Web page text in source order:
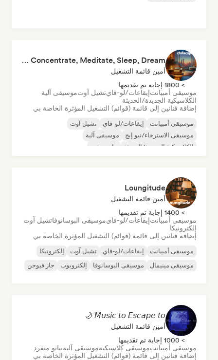
Chillscapes ~ Relax, Concentrate, Meditate, Sleep, Dream
أمين قائمة التشغيل
> 1800 إجابة تم تقديمها
موسيقى أمبيانتإيقاعات/لو-فايتشيل آوتموسيقى آلية
الكلاسيكية الجديدة/الحديثة
إضافة فنانين إلى قائمة (قوائم) التشغيل المؤثرة الخاصة بي
موسيقى أمبيانت إيقاعات/لو-فاي
تشيل آوت
موسيقى الاسترخاء/نيو إيج
موسيقى آلية
الكلاسيكية الجديدة/الحديثة
بيانو منفرد
Loungitude
أمين قائمة التشغيل
> 1400 إجابة تم تقديمها
موسيقى أمبيانتإيقاعات/لو-فايموسيقى البوسانوفاتشيل آوت
إلكترونيكا
إضافة فنانين إلى قائمة (قوائم) التشغيل المؤثرة الخاصة بي
موسيقى أمبيانت إيقاعات/لو-فاي تشيل آوت
إلكترونيكا
موسيقى مينيمال
موسيقى البوسانوفا إلكتروبوب جاز فيوجن
𝘔𝘶𝘴𝘪𝘤 𝘵𝘰 𝘌𝘴𝘤𝘢𝘱𝘦 𝘵𝘰 🌙
أمين قائمة التشغيل
> 1000 إجابة تم تقديمها
موسيقى أمبيانتموسيقى كلاسيكيةموسيقى آليةبيانو منفرد
إضافة فنانين إلى قائمة (قوائم) التشغيل المؤثرة الخاصة بي